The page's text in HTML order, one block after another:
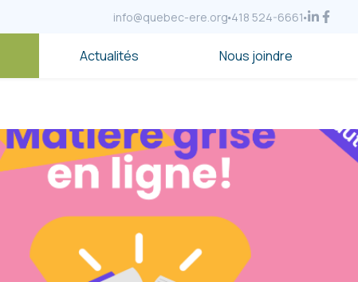
info@quebec-ere.org 418 524-6661
Actualités Nous joindre